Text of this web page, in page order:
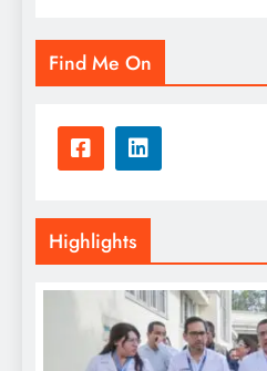
Find Me On
Highlights